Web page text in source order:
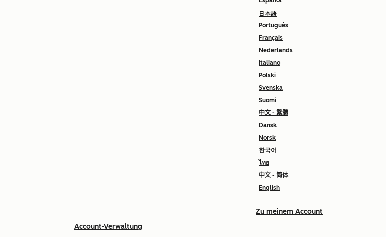
日本語
Português
Français
Nederlands
Italiano
Polski
Svenska
Suomi
中文 - 繁體
Dansk
Norsk
한국어
ไทย
中文 - 简体
English
Zu meinem Account
Account-Verwaltung